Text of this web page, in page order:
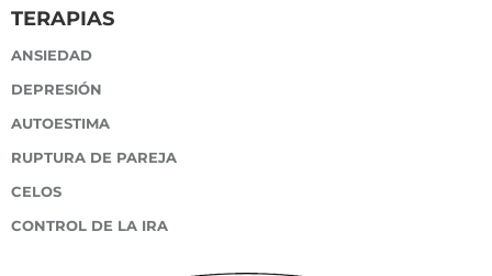
TERAPIAS
ANSIEDAD
DEPRESIÓN
AUTOESTIMA
RUPTURA DE PAREJA
CELOS
CONTROL DE LA IRA